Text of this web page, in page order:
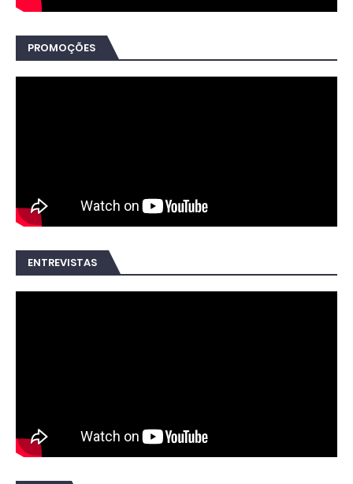
PROMOÇÕES
ENTREVISTAS